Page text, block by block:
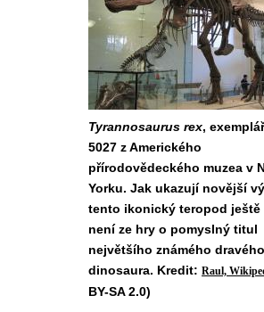
Tyrannosaurus rex,
5027 z Amerického
přírodovědeckého muzea v
Yorku. Jak ukazují novější
tento ikonický teropod ještě
není ze hry o pomyslný titul
největšího známého dravého
dinosaura. Kredit: Raul,
BY-SA 2.0)